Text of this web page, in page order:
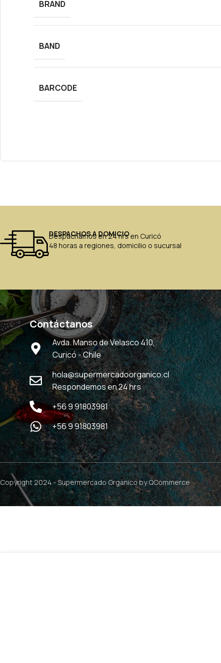
BRAND
BAND
BARCODE
DESPACHOS A DOMICIO
Despachamos en 24 hrs en Curicó
48 horas a regiones, domicilio o sucursal
Contáctanos
Avda. Manso de Velasco 410,
Curicó - Chile
hola@supermercadoorganico.cl
Respondemos en 24 hrs
+56 9 91803981
+56 9 91803981
Copyright 2024 -Supermercado Orgánicoby QCommerce